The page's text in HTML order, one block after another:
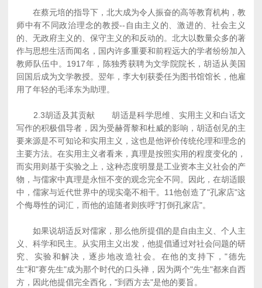
在蔡元培的指导下，北大成为令人振奋的高等教育机构，教
师中有不同政治理念的教授--自由主义的、激进的、社会主义
的、无政府主义的、保守主义的和反动的。北大以数量众多的著
作与思想生活而闻名，国内许多重要和前程远大的学者纷纷加入
教师队伍中。1917年，陈独秀获聘为文学院院长，胡适从美国
回国后成为文学教授。翌年，李大钊获委任为图书馆馆长，他雇
用了年轻的毛泽东为助理。
2.3胡适及其贡献 胡适是科学思维、实用主义和白话文
写作的积极倡导者，因为受赫胥黎和杜威的影响，胡适创见的主
要来源是不可知论和实用主义，这也是他评价传统伦理和理念的
主要方法。在实用主义者看来，真理是按照实用的程度变化的，
而实用则基于实验之上，这种态度明显是工业资本主义社会的产
物，与儒家中真理是永恒不变的观念完全不同。因此，在胡适眼
中，儒家与近代世界中的现实毫不相干。11他创造了"孔家店"这
个侮辱性的词汇，而他的追随者则疾呼"打倒孔家店"。
如果说胡适反对儒家，那么他所提倡的是自由主义、个人主
义、科学和民主。从实用主义出发，他提倡通过对社会问题的研
究、实验和解决，逐步地改造社会。在他的支持下，"德先
生"和"赛先生"成为那个时代的口头禅，因为两个"先生"都来自西
方，因此他提倡完全西化，"到西方去"是他的要旨。